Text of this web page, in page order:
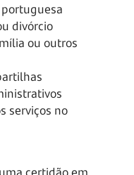
divórcio
ou outros
serviços no